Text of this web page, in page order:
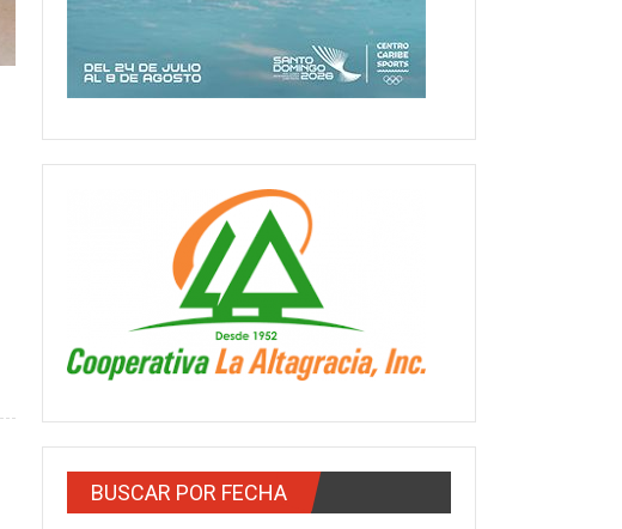
BUSCAR POR FECHA